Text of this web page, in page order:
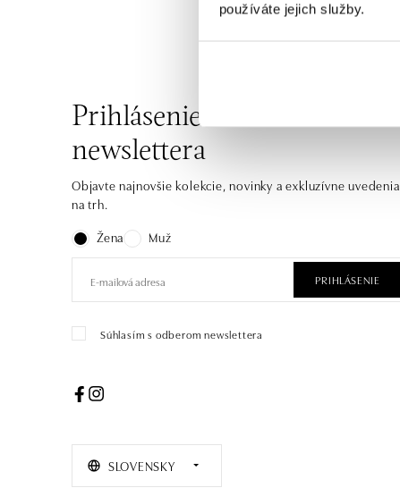
používáte jejich služby.
Prihlásenie k odberu
newslettera
Objavte najnovšie kolekcie, novinky a exkluzívne uvedenia
na trh.
Žena
Muž
PRIHLÁSENIE
Súhlasím s odberom newslettera
SLOVENSKY